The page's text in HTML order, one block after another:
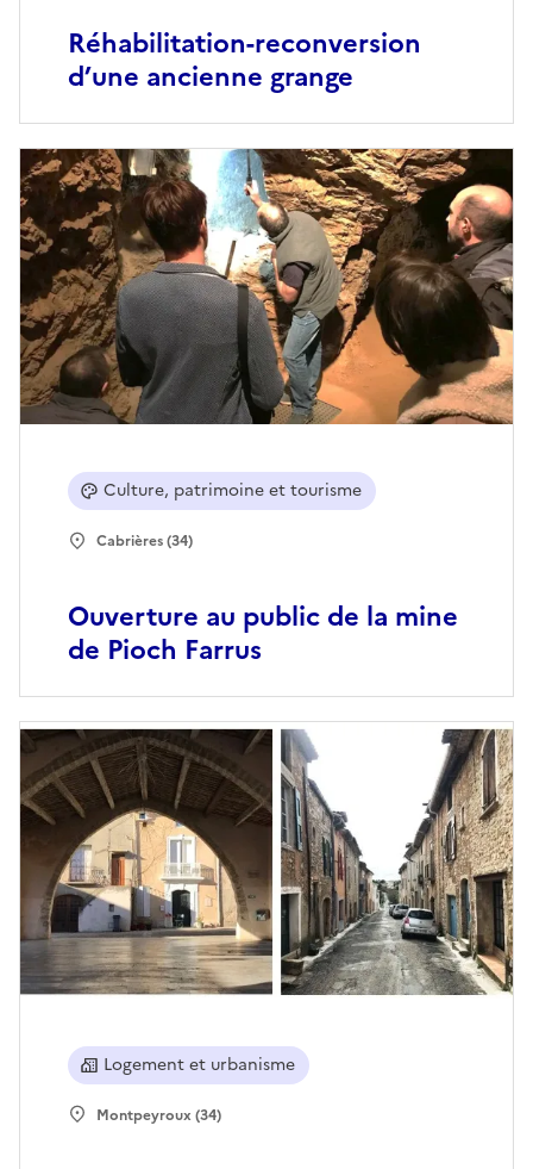
Réhabilitation-reconversion
d’une ancienne grange
Ouverture au public de la mine
de Pioch Farrus
Culture, patrimoine et tourisme
Cabrières (34)
Logement et urbanisme
Montpeyroux (34)